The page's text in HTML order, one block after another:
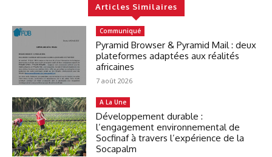
Articles Similaires
Communiqué
Pyramid Browser & Pyramid Mail : deux
plateformes adaptées aux réalités
africaines
7 août 2026
A La Une
Développement durable :
l’engagement environnemental de
Socfinaf à travers l’expérience de la
Socapalm